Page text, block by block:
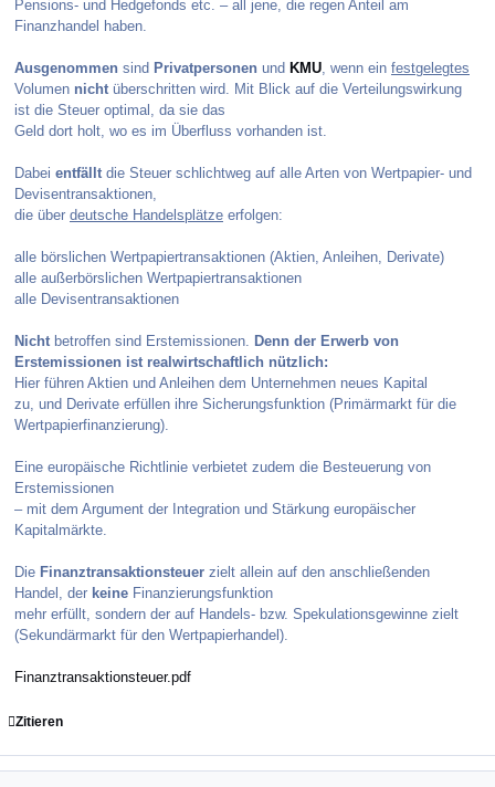
Pensions- und Hedgefonds etc. – all jene, die regen Anteil am
Finanzhandel haben.
Ausgenommen sind Privatpersonen und KMU, wenn ein festgelegtes
Volumen nicht überschritten wird. Mit Blick auf die Verteilungswirkung
ist die Steuer optimal, da sie das
Geld dort holt, wo es im Überfluss vorhanden ist.
Dabei entfällt die Steuer schlichtweg auf alle Arten von Wertpapier- und
Devisentransaktionen,
die über deutsche Handelsplätze erfolgen:
alle börslichen Wertpapiertransaktionen (Aktien, Anleihen, Derivate)
alle außerbörslichen Wertpapiertransaktionen
alle Devisentransaktionen
Nicht betroffen sind Erstemissionen. Denn der Erwerb von
Erstemissionen ist realwirtschaftlich nützlich:
Hier führen Aktien und Anleihen dem Unternehmen neues Kapital
zu, und Derivate erfüllen ihre Sicherungsfunktion (Primärmarkt für die
Wertpapierfinanzierung).
Eine europäische Richtlinie verbietet zudem die Besteuerung von
Erstemissionen
– mit dem Argument der Integration und Stärkung europäischer
Kapitalmärkte.
Die Finanztransaktionsteuer zielt allein auf den anschließenden
Handel, der keine Finanzierungsfunktion
mehr erfüllt, sondern der auf Handels- bzw. Spekulationsgewinne zielt
(Sekundärmarkt für den Wertpapierhandel).
Finanztransaktionsteuer.pdf
Zitieren